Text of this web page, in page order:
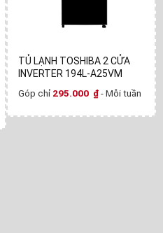
TỦ LẠNH TOSHIBA 2 CỬA
INVERTER 194L-A25VM
Góp chỉ 295.000 ₫- Mỗi tuần